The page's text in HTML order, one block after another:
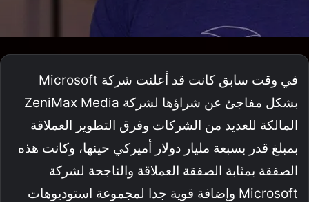
في وقت سابق كانت قد أعلنت شركة Microsoft
بشكل مفاجئ عن شراؤها لشركة ZeniMax Media
المالكة للعديد من الشركات وفرق التطوير العملاقة
بمبلغ قدر بسبعة مليار دولار أميركي حينها، وكانت هذه
الصفقة بمثابة الصفقة العملاقة والناجحة لشركة
Microsoft وإضافة قوية جدا لمجموعة استوديوهات